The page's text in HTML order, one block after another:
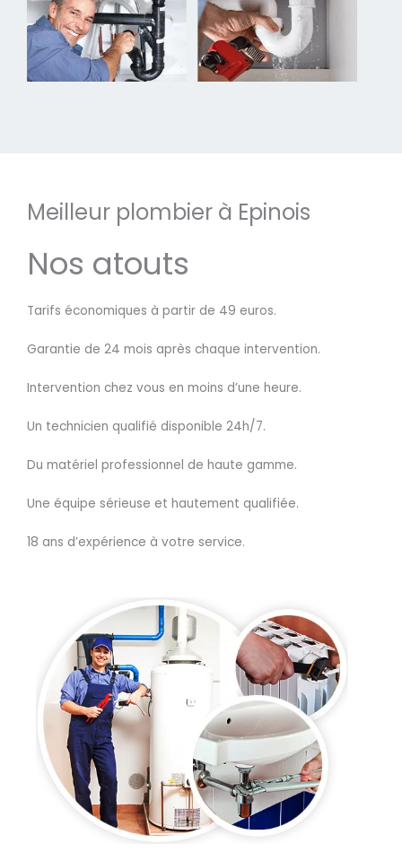
Meilleur plombier à Epinois
Nos atouts
Tarifs économiques à partir de 49 euros.
Garantie de 24 mois après chaque intervention.
Intervention chez vous en moins d’une heure.
Un technicien qualifié disponible 24h/7.
Du matériel professionnel de haute gamme.
Une équipe sérieuse et hautement qualifiée.
18 ans d’expérience à votre service.